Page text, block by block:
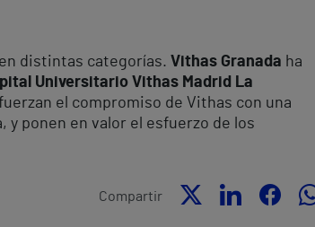
distintas categorías. Vithas Granada ha
Universitario Vithas Madrid La
el compromiso de Vithas con una
y ponen en valor el esfuerzo de los
Compartir